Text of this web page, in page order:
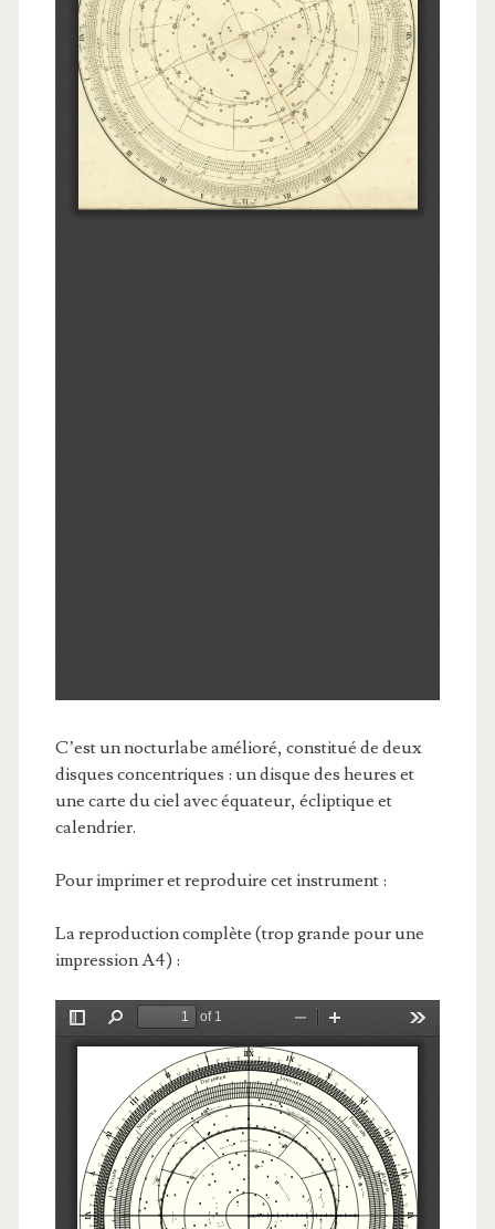
C’est un nocturlabe amélioré, constitué de deux
disques concentriques : un disque des heures et
une carte du ciel avec équateur, écliptique et
calendrier.
Pour imprimer et reproduire cet instrument :
La reproduction complète (trop grande pour une
impression A4) :